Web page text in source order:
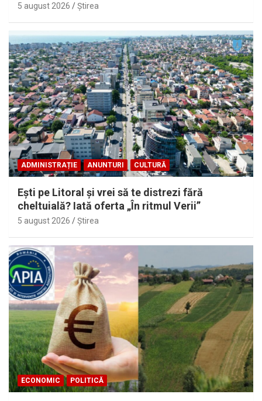
5 august 2026 Ştirea
ADMINISTRAȚIE ANUNTURI CULTURĂ
Eşti pe Litoral şi vrei să te distrezi fără
cheltuială? Iată oferta „În ritmul Verii”
5 august 2026 Ştirea
ECONOMIC POLITICĂ